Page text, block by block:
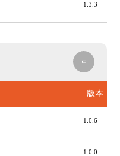
1.3.3
版本
1.0.6
1.0.0